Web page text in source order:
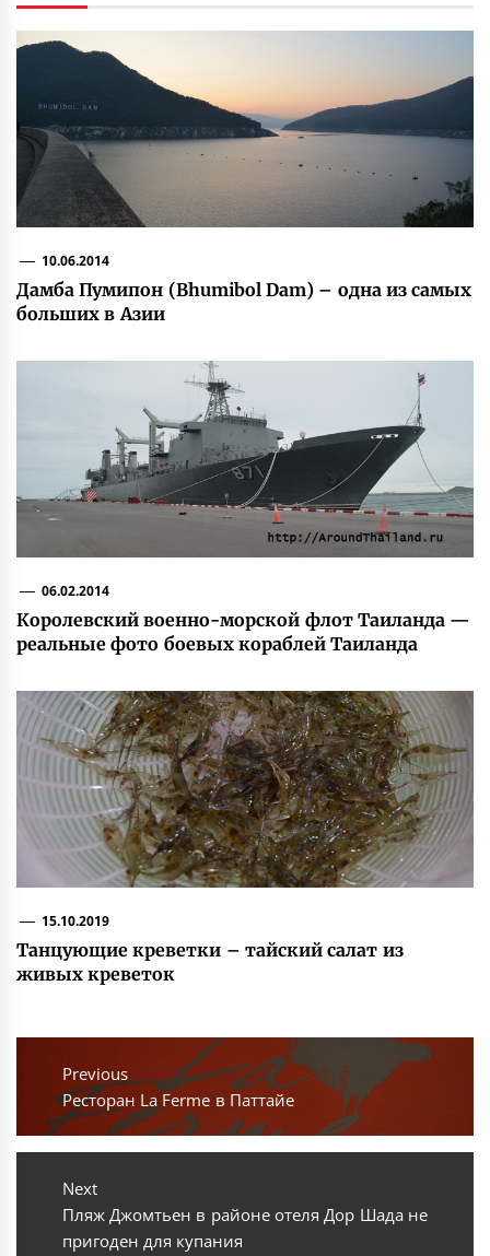
10.06.2014
Дамба Пумипон (Bhumibol Dam) – одна из самых
больших в Азии
06.02.2014
Королевский военно-морской флот Таиланда —
реальные фото боевых кораблей Таиланда
15.10.2019
Танцующие креветки – тайский салат из
живых креветок
Навигация
записям
Previous
Previous
post:
Ресторан La Ferme в Паттайе
Next
Next
post:
Пляж Джомтьен в районе отеля Дор Шада не
пригоден для купания